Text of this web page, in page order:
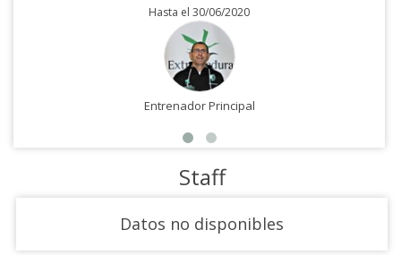
Hasta el 30/06/2020
Entrenador Principal
Staff
Datos no disponibles